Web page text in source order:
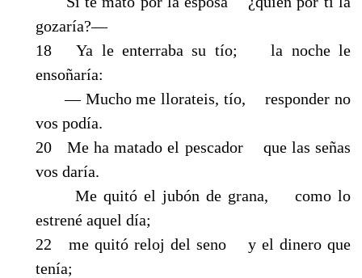
gozaría?—
18 Ya le enterraba su tío; la noche le
ensoñaría:
— Mucho me llorateis, tío, responder no
vos podía.
20 Me ha matado el pescador que las señas
vos daría.
Me quitó el jubón de grana, como lo
estrené aquel día;
22 me quitó reloj del seno y el dinero que
tenía;